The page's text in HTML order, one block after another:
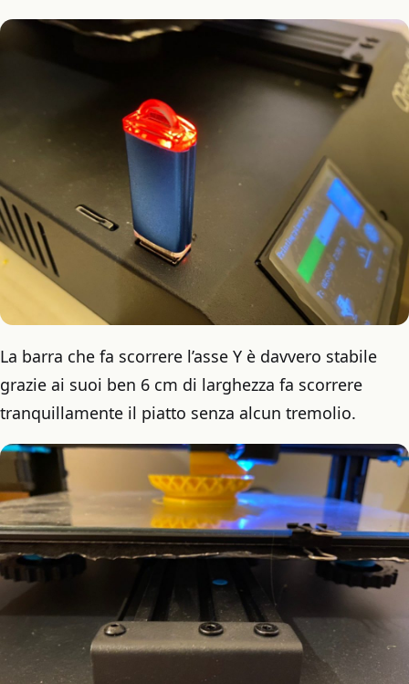
La barra che fa scorrere l’asse Y è davvero stabile
grazie ai suoi ben 6 cm di larghezza fa scorrere
tranquillamente il piatto senza alcun tremolio.